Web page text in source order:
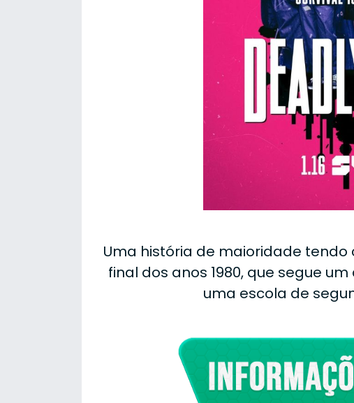
Uma história de maioridade
final dos anos 1980, que segue
uma escola de